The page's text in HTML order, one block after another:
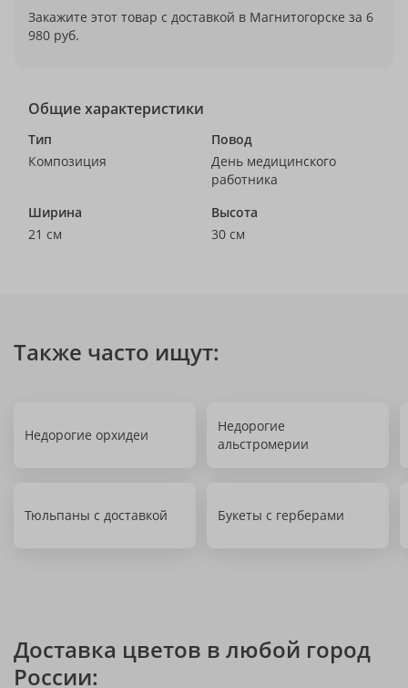
Закажите этот товар с доставкой в Магнитогорске за 6
980 руб.
Общие характеристики
Тип
Композиция
Повод
День медицинского
работника
Ширина
21 см
Высота
30 см
Также часто ищут:
Недорогие орхидеи
Недорогие
альстромерии
Тюльпаны с доставкой Букеты с герберами
Доставка цветов в любой город
России: